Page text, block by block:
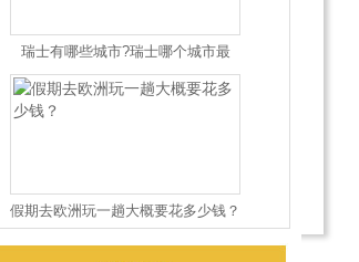
瑞士有哪些城市?瑞士哪个城市最
美?瑞士最美城市排名
假期去欧洲玩一趟大概要花多少钱？